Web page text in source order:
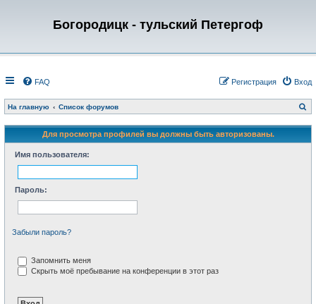
Богородицк - тульский Петергоф
FAQ Вход
Регистрация
На главную Список форумов
о
с
Для просмотра профилей вы должны быть авторизованы.
Имя пользователя:
Пароль:
Забыли пароль?
Запомнить меня
Скрыть моё пребывание на конференции в этот раз